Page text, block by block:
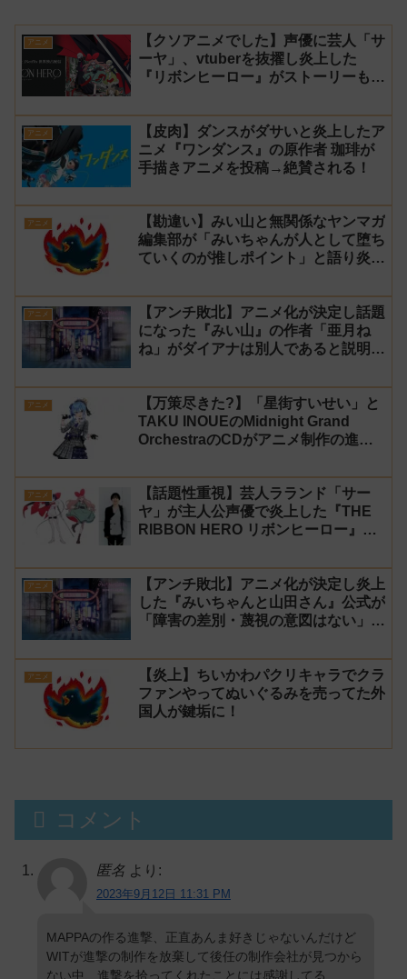
アニメ
【クソアニメでした】声優に芸人「サ
ーヤ」、vtuberを抜擢し炎上した
『リボンヒーロー』がストーリーもつ
ト 演技】
アニメ
【皮肉】ダンスがダサいと炎上したア
ニメ『ワンダンス』の原作者 珈琲が
手描きアニメを投稿→絶賛される！
アニメ
【勘違い】みい山と無関係なヤンマガ
編集部が「みいちゃんが人として堕ち
ていくのが推しポイント」と語り炎上
ス】
アニメ
【アンチ敗北】アニメ化が決定し話題
になった『みい山』の作者「亜月ね
ね」がダイアナは別人であると説明し
アニメ
【万策尽きた?】「星街すいせい」と
TAKU INOUEのMidnight Grand
OrchestraのCDがアニメ制作の進行
アニメ
【話題性重視】芸人ラランド「サー
ヤ」が主人公声優で炎上した『THE
RIBBON HERO リボンヒーロー』に
ンルン」「でびでび・でびる」が出
演！
アニメ
【アンチ敗北】アニメ化が決定し炎上
した『みいちゃんと山田さん』公式が
「障害の差別・蔑視の意図はない」と
アニメ
【炎上】ちいかわパクリキャラでクラ
ファンやってぬいぐるみを売ってた外
国人が鍵垢に！
コメント
匿名 より:
2023年9月12日 11:31 PM
MAPPAの作る進撃、正直あんま好きじゃないんだけど
WITが進撃の制作を放棄して後任の制作会社が見つから
ない中、進撃を拾ってくれたことには感謝してる